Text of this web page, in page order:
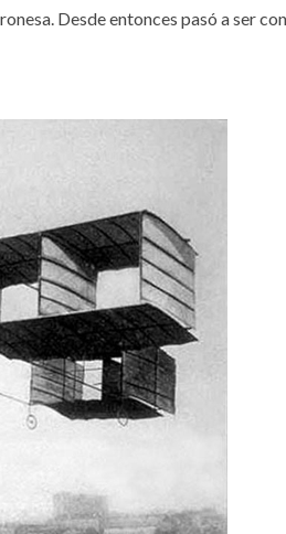
Desde entonces pasó a ser